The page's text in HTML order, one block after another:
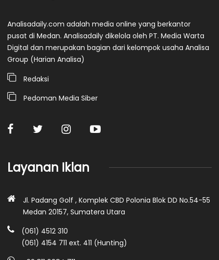
Analisadaily.com adalah media online yang berkantor
pusat di Medan. Analisadaily dikelola oleh PT. Media Warta
Digital dan merupakan bagian dari kelompok usaha Analisa
Group (Harian Analisa)
Redaksi
Pedoman Media Siber
Layanan Iklan
Jl. Padang Golf , Komplek CBD Polonia Blok DD No.54-55
Medan 20157, Sumatera Utara
(061) 4512 310
(061) 4154 711 ext. 411 (Hunting)